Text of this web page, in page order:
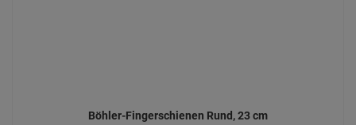
Böhler-Fingerschienen Rund, 23 cm